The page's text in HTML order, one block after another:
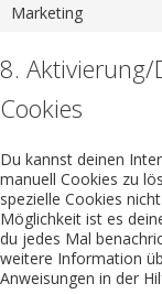
Marketing
8. Aktivierung/
Cookies
Du kannst deinen
manuell Cookies zu
spezielle Cookies
Möglichkeit ist es
du jedes Mal
weitere Information
Anweisungen in der